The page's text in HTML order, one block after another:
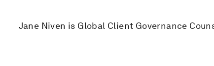
Jane Niven is Global Client Governance